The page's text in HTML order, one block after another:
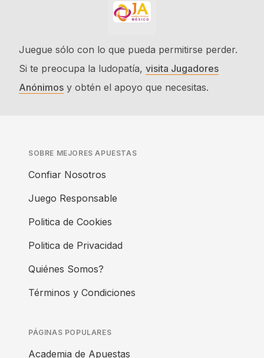
Juegue sólo con lo que pueda permitirse perder.
Si te preocupa la ludopatía, visita Jugadores
Anónimos y obtén el apoyo que necesitas.
SOBRE MEJORES APUESTAS
Confiar Nosotros
Juego Responsable
Politica de Cookies
Politica de Privacidad
Quiénes Somos?
Términos y Condiciones
PÁGINAS POPULARES
Academia de Apuestas